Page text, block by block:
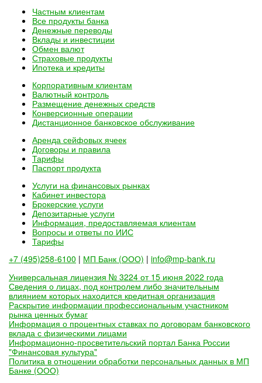
Частным клиентам
Все продукты банка
Денежные переводы
Вклады и инвестиции
Обмен валют
Страховые продукты
Ипотека и кредиты
Корпоративным клиентам
Валютный контроль
Размещение денежных средств
Конверсионные операции
Дистанционное банковское обслуживание
Аренда сейфовых ячеек
Договоры и правила
Тарифы
Паспорт продукта
Услуги на финансовых рынках
Кабинет инвестора
Брокерские услуги
Депозитарные услуги
Информация, предоставляемая клиентам
Вопросы и ответы по ИИС
Тарифы
+7 (495)258-6100 | МП Банк (ООО) | info@mp-bank.ru
Универсальная лицензия № 3224 от 15 июня 2022 года
Сведения о лицах, под контролем либо значительным
влиянием которых находится кредитная организация
Раскрытие информации профессиональным участником
рынка ценных бумаг
Информация о процентных ставках по договорам банковского
вклада с физическими лицами
Информационно-просветительский портал Банка России
"Финансовая культура"
Политика в отношении обработки персональных данных в МП
Банке (ООО)